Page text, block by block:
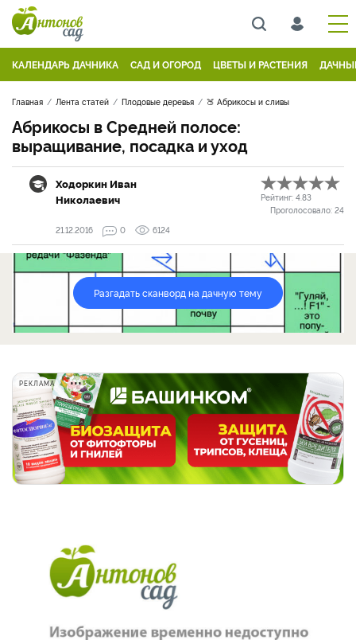
КАЛЕНДАРЬ ДАЧНИКА САД И ОГОРОД ЦВЕТЫ И РАСТЕНИЯ
Главная Лента статей Плодовые деревья 🍑 Абрикосы и сливы
Абрикосы в Средней полосе:
выращивание, посадка и уход
Ходоркин Иван
Николаевич
Рейтинг: 4.83
Проголосовало: 24
21.12.2016
0 6124
Разгадать сканворд на дачную тему
РЕКЛАМА